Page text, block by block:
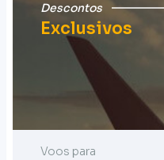
Descontos
Exclusivos
Voos para